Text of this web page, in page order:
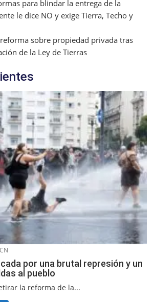
para blindar la entrega de la
le dice NO y exige Tierra, Techo y
sobre propiedad privada tras
de la Ley de Tierras
por una brutal represión y un
al pueblo
la reforma de la...